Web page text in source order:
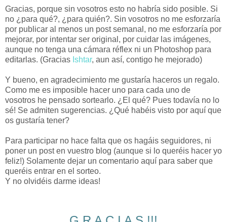
Gracias, porque sin vosotros esto no habría sido posible. Si
no ¿para qué?, ¿para quién?. Sin vosotros no me esforzaría
por publicar al menos un post semanal, no me esforzaría por
mejorar, por intentar ser original, por cuidar las imágenes,
aunque no tenga una cámara réflex ni un Photoshop para
editarlas. (Gracias Ishtar, aun así, contigo he mejorado)
Y bueno, en agradecimiento me gustaría haceros un regalo.
Como me es imposible hacer uno para cada uno de
vosotros he pensado sortearlo. ¿El qué? Pues todavía no lo
sé! Se admiten sugerencias. ¿Qué habéis visto por aquí que
os gustaría tener?
Para participar no hace falta que os hagáis seguidores, ni
poner un post en vuestro blog (aunque si lo queréis hacer yo
feliz!) Solamente dejar un comentario aquí para saber que
queréis entrar en el sorteo.
Y no olvidéis darme ideas!